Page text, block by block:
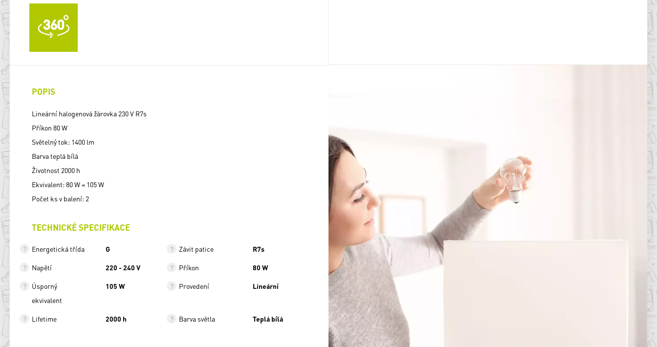
POPIS
Lineární halogenová žárovka 230 V R7s
Příkon 80 W
Světelný tok: 1400 lm
Barva teplá bílá
Životnost 2000 h
Ekvivalent: 80 W = 105 W
Počet ks v balení: 2
TECHNICKÉ SPECIFIKACE
Energetická třída G Závit patice R7s
Napětí 220 - 240 V Příkon 80 W
Úsporný
ekvivalent
105 W Provedení Lineární
Lifetime 2000 h Barva světla Teplá bílá